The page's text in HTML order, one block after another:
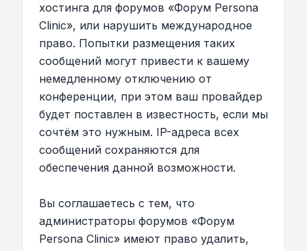
хостинга для форумов «Форум Persona
Clinic», или нарушить международное
право. Попытки размещения таких
сообщений могут привести к вашему
немедленному отключению от
конференции, при этом ваш провайдер
будет поставлен в известность, если мы
сочтём это нужным. IP-адреса всех
сообщений сохраняются для
обеспечения данной возможности.
Вы соглашаетесь с тем, что
администраторы форумов «Форум
Persona Clinic» имеют право удалить,